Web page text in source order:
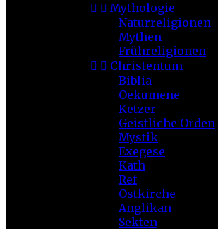
  Mythologie
Naturreligionen
Mythen
Frühreligionen
  Christentum
Biblia
Oekumene
Ketzer
Geistliche Orden
Mystik
Exegese
Kath
Ref
Ostkirche
Anglikan
Sekten